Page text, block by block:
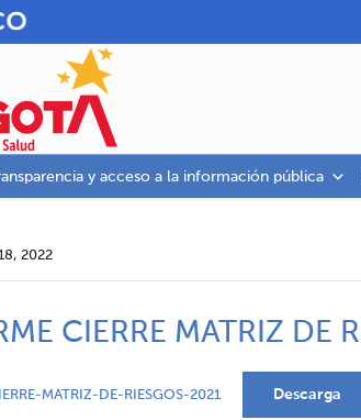
y acceso a la información pública
, 2022
CIERRE MATRIZ DE
MATRIZ-DE-RIESGOS-2021 Descarga